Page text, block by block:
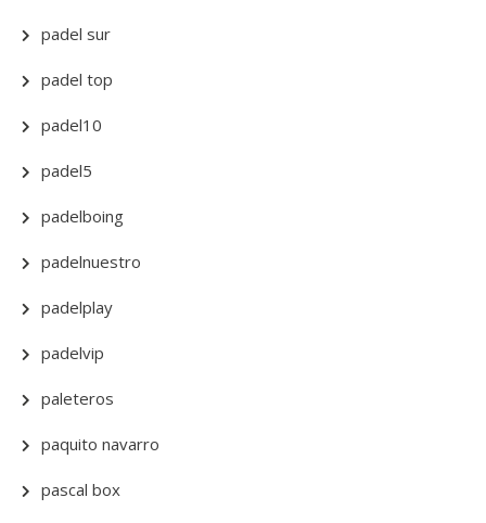
padel sur
padel top
padel10
padel5
padelboing
padelnuestro
padelplay
padelvip
paleteros
paquito navarro
pascal box